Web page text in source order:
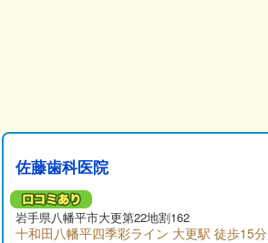
佐藤歯科医院
岩手県八幡平市大更第22地割162
十和田八幡平四季彩ライン 大更駅 徒歩15分